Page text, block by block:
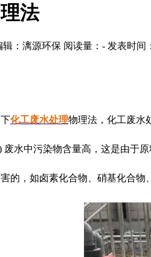
法
辑：漓源环保 阅读量： - 发表时间
化工废水处理物理法，化工废水
废水中污染物含量高，这是由于
的，如卤素化合物、硝基化合